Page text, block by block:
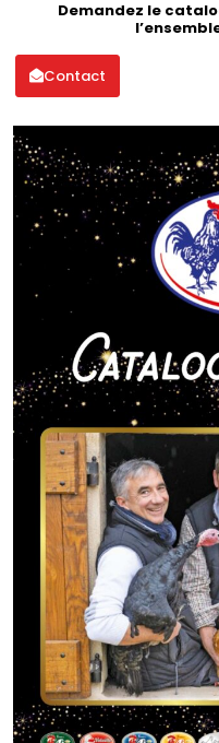
Demandez le
Contact